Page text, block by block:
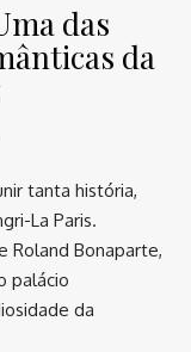
das
da
tanta história,
La Paris.
Roland Bonaparte,
palácio
da